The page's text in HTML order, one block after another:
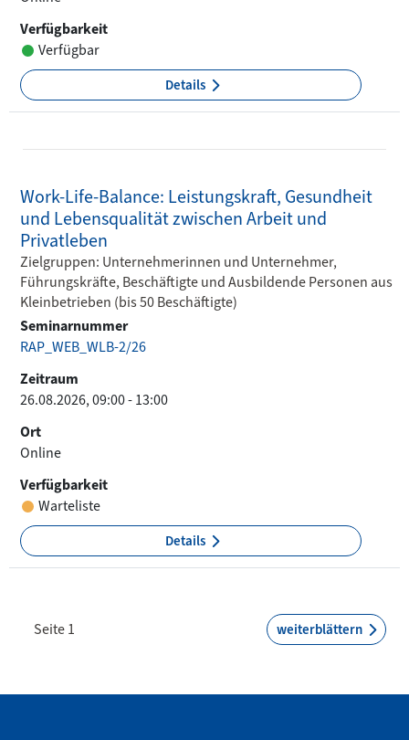
Verfügbarkeit
Verfügbar
Details
Work-Life-Balance: Leistungskraft, Gesundheit
und Lebensqualität zwischen Arbeit und
Privatleben
Zielgruppen: Unternehmerinnen und Unternehmer,
Führungskräfte, Beschäftigte und Ausbildende Personen aus
Kleinbetrieben (bis 50 Beschäftigte)
Seminarnummer
RAP_WEB_WLB-2/26
Zeitraum
26.08.2026, 09:00 - 13:00
Ort
Online
Verfügbarkeit
Warteliste
Details
Seite 1 weiterblättern